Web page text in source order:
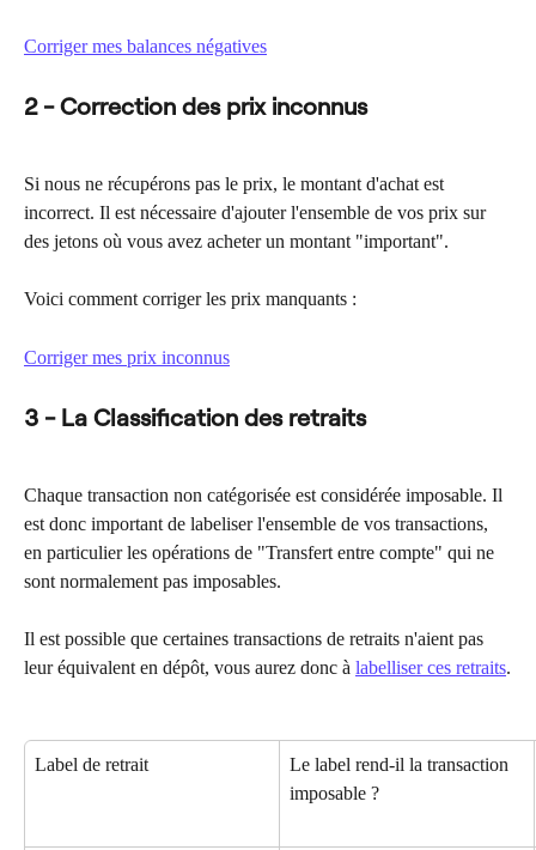
Corriger mes balances négatives
2 - Correction des prix inconnus
Si nous ne récupérons pas le prix, le montant d'achat est
incorrect. Il est nécessaire d'ajouter l'ensemble de vos prix sur
des jetons où vous avez acheter un montant "important".
Voici comment corriger les prix manquants :
Corriger mes prix inconnus
3 - La Classification des retraits
Chaque transaction non catégorisée est considérée imposable. Il
est donc important de labeliser l'ensemble de vos transactions,
en particulier les opérations de "Transfert entre compte" qui ne
sont normalement pas imposables.
Il est possible que certaines transactions de retraits n'aient pas
leur équivalent en dépôt, vous aurez donc à labelliser ces retraits.
Label de retrait
Le label rend-il la transaction
imposable ?